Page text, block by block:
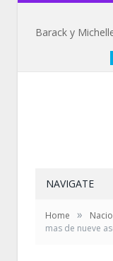
NAVIGATE
Home »
mas de nueve